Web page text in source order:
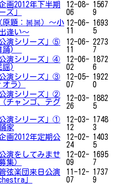
画2012年下半期
ズ」
12-08-
06
1567
9
題：봄봄）～小
逢い～
12-06-
11
1693
5
公演シリーズ」⑤
踊)
12-06-
11
2273
7
公演シリーズ」④
謡)
12-06-
02
1872
6
公演シリーズ」③
ラ）
12-05-
07
1922
0
公演シリーズ」②
チャンゴ、テグ
12-03-
26
1882
5
公演シリーズ」①
家
12-03-
12
1748
3
画2012年定期公
12-02-
24
1403
5
演をしてみませ
集）
12-02-
09
1695
7
弦楽団来日公演
」
11-12-
07
1737
9